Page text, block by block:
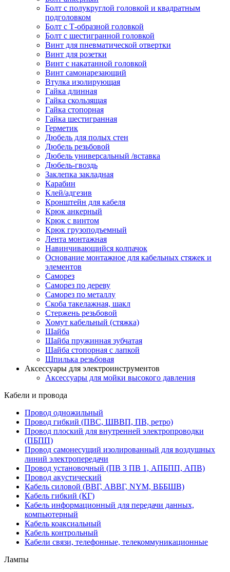
Болт с полукруглой головкой и квадратным
подголовком
Болт с Т-образной головкой
Болт с шестигранной головкой
Винт для пневматической отвертки
Винт для розетки
Винт с накатанной головкой
Винт самонарезающий
Втулка изолирующая
Гайка длинная
Гайка скользящая
Гайка стопорная
Гайка шестигранная
Герметик
Дюбель для полых стен
Дюбель резьбовой
Дюбель универсальный /вставка
Дюбель-гвоздь
Заклепка закладная
Карабин
Клей/адгезив
Кронштейн для кабеля
Крюк анкерный
Крюк с винтом
Крюк грузоподъемный
Лента монтажная
Навинчивающийся колпачок
Основание монтажное для кабельных стяжек и
элементов
Саморез
Саморез по дереву
Саморез по металлу
Скоба такелажная, шакл
Стержень резьбовой
Хомут кабельный (стяжка)
Шайба
Шайба пружинная зубчатая
Шайба стопорная с лапкой
Шпилька резьбовая
Аксессуары для электроинструментов
Аксессуары для мойки высокого давления
Кабели и провода
Провод одножильный
Провод гибкий (ПВС, ШВВП, ПВ, ретро)
Провод плоский для внутренней электропроводки
(ПБПП)
Провод самонесущий изолированный для воздушных
линий электропередачи
Провод установочный (ПВ 3 ПВ 1, АПБПП, АПВ)
Провод акустический
Кабель силовой (ВВГ, АВВГ, NYM, ВББШВ)
Кабель гибкий (КГ)
Кабель информационный для передачи данных,
компьютерный
Кабель коаксиальный
Кабель контрольный
Кабели связи, телефонные, телекоммуникационные
Лампы